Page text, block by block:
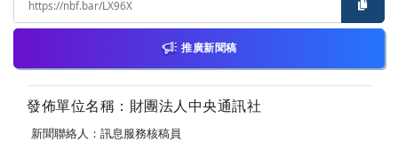
推廣新聞稿
發佈單位名稱：財團法人中央通訊社
新聞聯絡人：訊息服務核稿員